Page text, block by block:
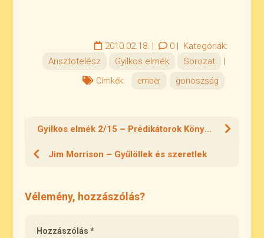
2010.02.18. | 0| Kategóriák:
Arisztotelész
Gyilkos elmék Sorozat |
Címkék: ember gonoszság
Gyilkos elmék 2/15 – Prédikátorok Könyve az emberről
Jim Morrison – Gyűlöllek és szeretlek
Vélemény, hozzászólás?
Hozzászólás*